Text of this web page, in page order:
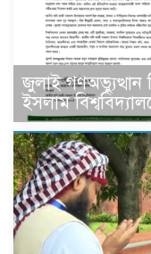
জুলাই
ইসলাম